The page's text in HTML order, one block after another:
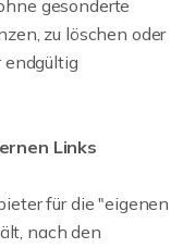
gesonderte
zu löschen oder
Links
für die "eigenen
nach den